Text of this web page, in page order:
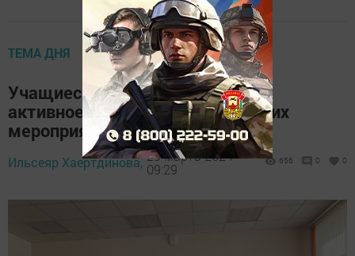
ТЕМА ДНЯ
Учащиеся СОШ № 2 принимают
активное участие в экологических
мероприятиях
Ильсеяр Хаертдинова, 29 марта 2024 -
09:29
656 0 0